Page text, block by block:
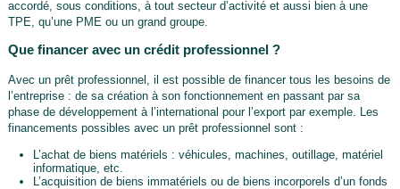
accordé, sous conditions, à tout secteur d’activité et aussi bien à une
TPE, qu’une PME ou un grand groupe.
Que financer avec un crédit professionnel ?
Avec un prêt professionnel, il est possible de financer tous les besoins de
l’entreprise : de sa création à son fonctionnement en passant par sa
phase de développement à l’international pour l’export par exemple. Les
financements possibles avec un prêt professionnel sont :
L’achat de biens matériels : véhicules, machines, outillage, matériel
informatique, etc.
L’acquisition de biens immatériels ou de biens incorporels d’un fonds